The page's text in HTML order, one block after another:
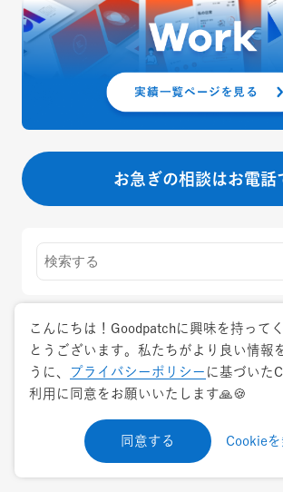
お急ぎの相談はお電話
Prev
Related pages
こんにちは！Goodpatchに興味を持って
とうございます。私たちがより良い情報
うに、
プライバシーポリシー に基づいた
利用に同意をお願いいたします🙏🍪
同意する Cookie